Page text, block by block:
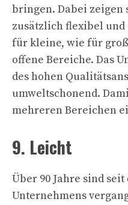
bringen. Dabei zeigen
zusätzlich flexibel und
für kleine, wie für
offene Bereiche. Das
des hohen
umweltschonend.
mehreren Bereichen
9. Leicht
Über 90 Jahre sind
Unternehmens